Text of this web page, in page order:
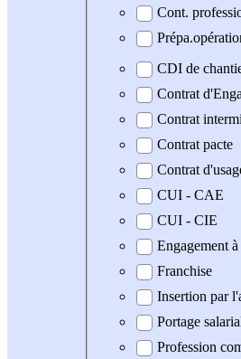
Cont.
CDI de
Contrat
Contrat
Contrat pacte
Contrat
CUI - CAE
CUI - CIE
Engagement
Franchise
Insertion par
Portage
Profession